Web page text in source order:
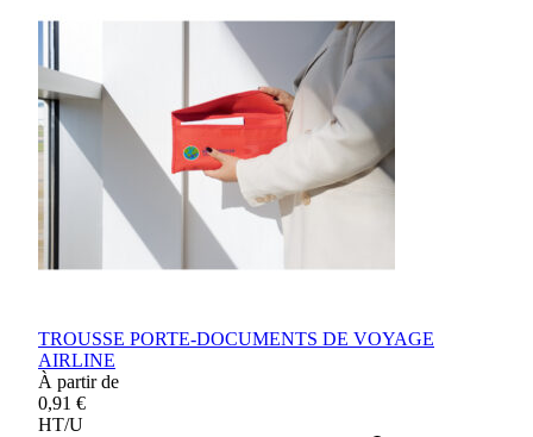
TROUSSE PORTE-DOCUMENTS DE VOYAGE
AIRLINE
À partir de
0,91 €
HT/U